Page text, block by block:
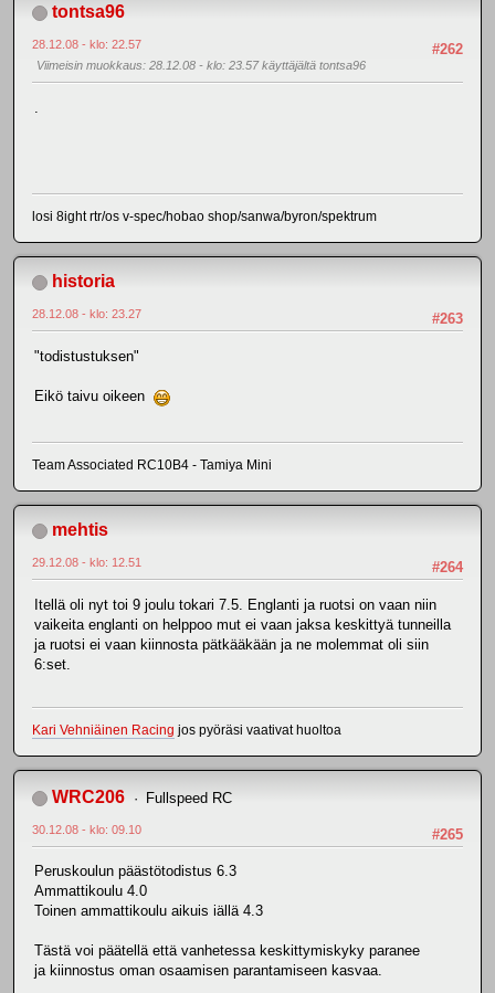
tontsa96
#262
28.12.08 - klo: 22.57
Viimeisin muokkaus: 28.12.08 - klo: 23.57 käyttäjältä tontsa96
losi 8ight rtr/os v-spec/hobao shop/sanwa/byron/spektrum
historia
#263
28.12.08 - klo: 23.27
"todistustuksen"
Eikö taivu oikeen
Team Associated RC10B4 - Tamiya Mini
mehtis
#264
29.12.08 - klo: 12.51
Itellä oli nyt toi 9 joulu tokari 7.5. Englanti ja ruotsi on vaan niin
vaikeita englanti on helppoo mut ei vaan jaksa keskittyä tunneilla
ja ruotsi ei vaan kiinnosta pätkääkään ja ne molemmat oli siin
6:set.
Kari Vehniäinen Racing jos pyöräsi vaativat huoltoa
WRC206 Fullspeed RC
#265
30.12.08 - klo: 09.10
Peruskoulun päästötodistus 6.3
Ammattikoulu 4.0
Toinen ammattikoulu aikuis iällä 4.3
Tästä voi päätellä että vanhetessa keskittymiskyky paranee
ja kiinnostus oman osaamisen parantamiseen kasvaa.